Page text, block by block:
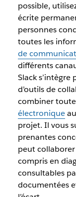
possible,
écrite
personnes
toutes les
de
différents
Slack
d’outils de
combiner
électronique
projet. Il vous
prenantes
peut
compris en
consultables
documentées